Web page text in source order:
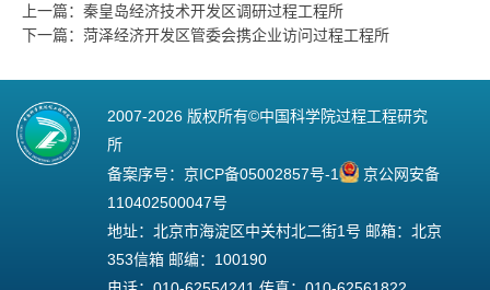
上一篇：秦皇岛经济技术开发区调研过程工程所
下一篇：菏泽经济开发区管委会携企业访问过程工程所
2007-2026 版权所有©中国科学院过程工程研究
所
备案序号： 京ICP备05002857号-1
京公网安备
110402500047号
地址：北京市海淀区中关村北二街1号 邮箱：北京
353信箱 邮编：100190